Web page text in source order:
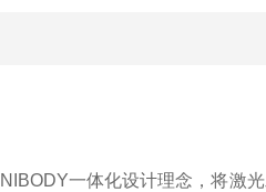
一体化设计理念，将激